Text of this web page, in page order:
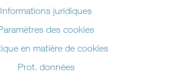
Informations juridiques
des cookies
en matière de cookies
Prot. données